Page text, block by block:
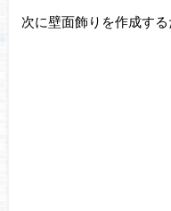
次に壁面飾りを作成する